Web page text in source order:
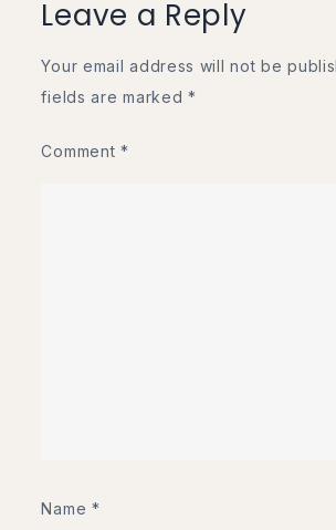
Leave a Reply
Your email address will not be
fields are marked*
Comment*
Name *